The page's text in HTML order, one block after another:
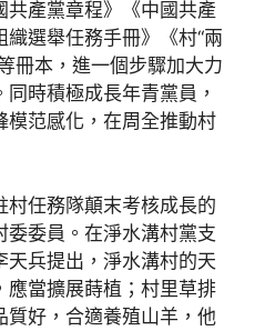
共產黨章程》《中國共產
選舉任務手冊》《村“兩
冊本，進一個步驟加大力
時積極成長年青黨員，
模范感化，在周全推動村
任務隊顛末考核成長的
委員。在淨水溝村黨支
兵提出，淨水溝村的天
應當擴展蒔植；村里草排
質好，合適養殖山羊，他